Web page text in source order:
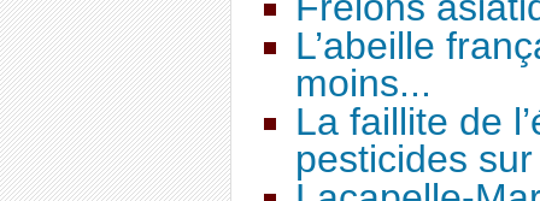
L’abeille
moins...
La faillite de
pesticides